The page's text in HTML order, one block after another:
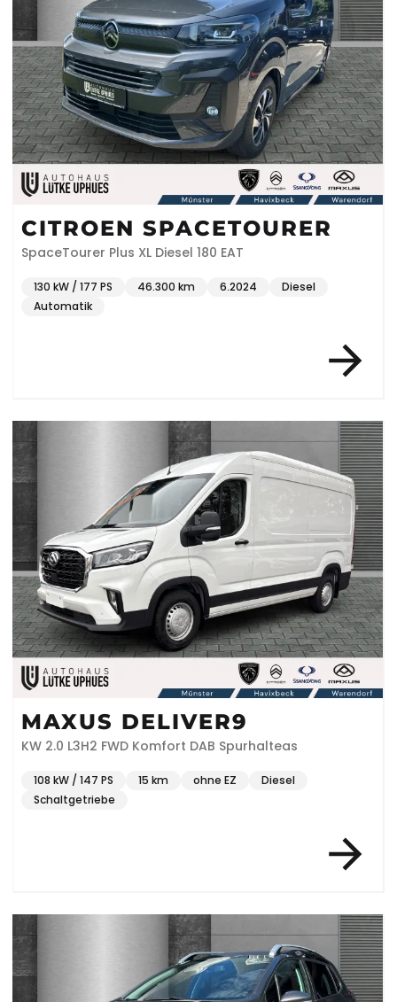
CITROEN SPACETOURER
SpaceTourer Plus XL Diesel 180 EAT
130 kW / 177 PS 46.300 km 6.2024
Diesel
Automatik
MAXUS DELIVER9
KW 2.0 L3H2 FWD Komfort DAB Spurhalteas
108 kW / 147 PS 15 km ohne EZ
Diesel
Schaltgetriebe